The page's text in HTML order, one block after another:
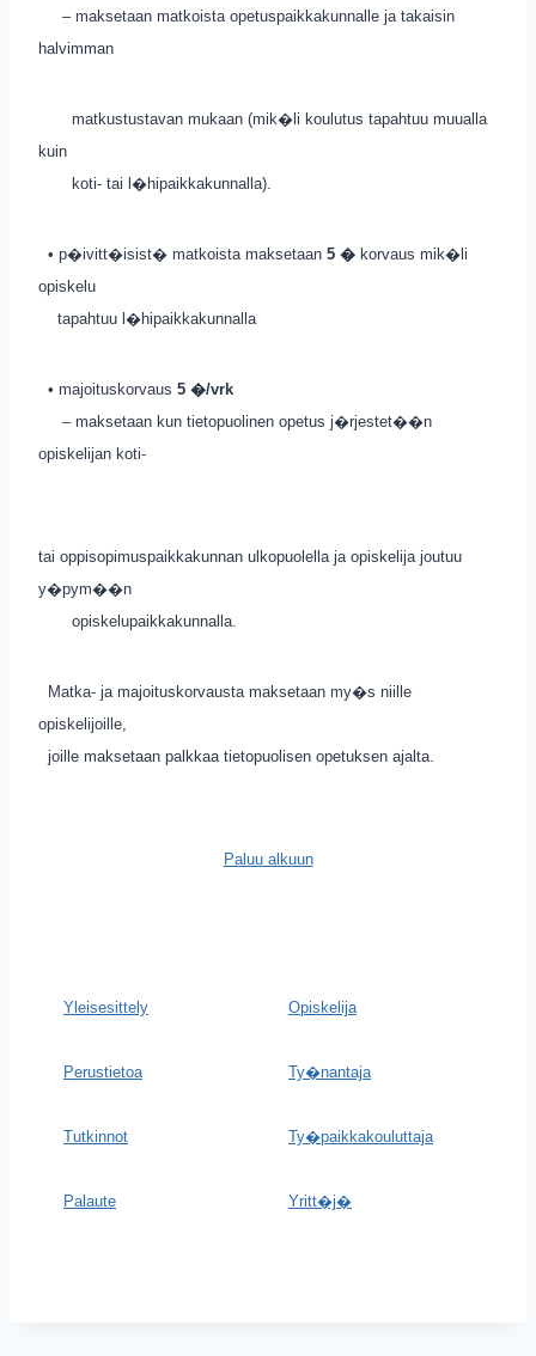
– maksetaan matkoista opetuspaikkakunnalle ja takaisin
halvimman
matkustustavan mukaan (mik�li koulutus tapahtuu muualla
kuin
koti- tai l�hipaikkakunnalla).
• p�ivitt�isist� matkoista maksetaan 5 � korvaus mik�li
opiskelu
tapahtuu l�hipaikkakunnalla
• majoituskorvaus 5 �/vrk
– maksetaan kun tietopuolinen opetus j�rjestet��n
opiskelijan koti-
tai oppisopimuspaikkakunnan ulkopuolella ja opiskelija joutuu
y�pym��n
opiskelupaikkakunnalla.
Matka- ja majoituskorvausta maksetaan my�s niille
opiskelijoille,
joille maksetaan palkkaa tietopuolisen opetuksen ajalta.
Paluu alkuun
Yleisesittely Opiskelija
Perustietoa Ty�nantaja
Tutkinnot Ty�paikkakouluttaja
Palaute Yritt�j�